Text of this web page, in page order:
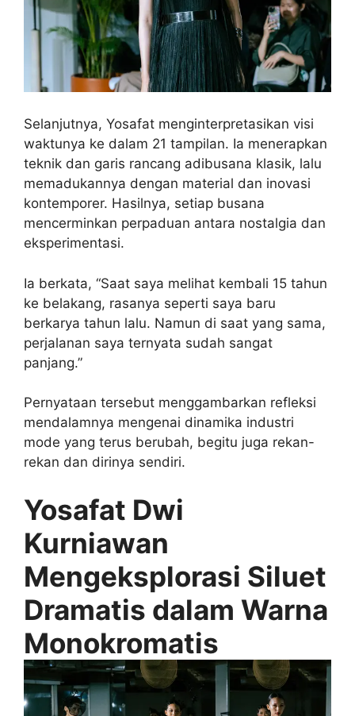
Selanjutnya, Yosafat menginterpretasikan visi
waktunya ke dalam 21 tampilan. Ia menerapkan
teknik dan garis rancang adibusana klasik, lalu
memadukannya dengan material dan inovasi
kontemporer. Hasilnya, setiap busana
mencerminkan perpaduan antara nostalgia dan
eksperimentasi.
Ia berkata, “Saat saya melihat kembali 15 tahun
ke belakang, rasanya seperti saya baru
berkarya tahun lalu. Namun di saat yang sama,
perjalanan saya ternyata sudah sangat
panjang.”
Pernyataan tersebut menggambarkan refleksi
mendalamnya mengenai dinamika industri
mode yang terus berubah, begitu juga rekan-
rekan dan dirinya sendiri.
Yosafat Dwi
Kurniawan
Mengeksplorasi Siluet
Dramatis dalam Warna
Monokromatis